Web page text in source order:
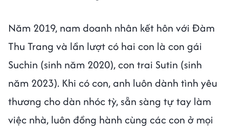
Năm 2019, nam doanh nhân kết hôn với Đàm
Thu Trang và lần lượt có hai con là con gái
Suchin (sinh năm 2020), con trai Sutin (sinh
năm 2023). Khi có con, anh luôn dành tình yêu
thương cho dàn nhóc tỳ, sẵn sàng tự tay làm
việc nhà, luôn đồng hành cùng các con ở mọi